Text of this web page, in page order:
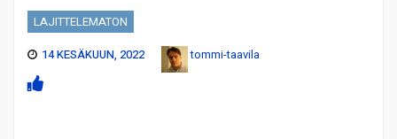
LAJITTELEMATON
14 KESÄKUUN, 2022
tommi-taavila